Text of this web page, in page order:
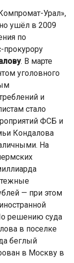
Урал»,
ушёл в 2009
по
прокурору
. В марте
уголовного
и
стало
ФСБ и
Кондалова
На
— при этом
решению суда
в поселке
беглый
в Москву в